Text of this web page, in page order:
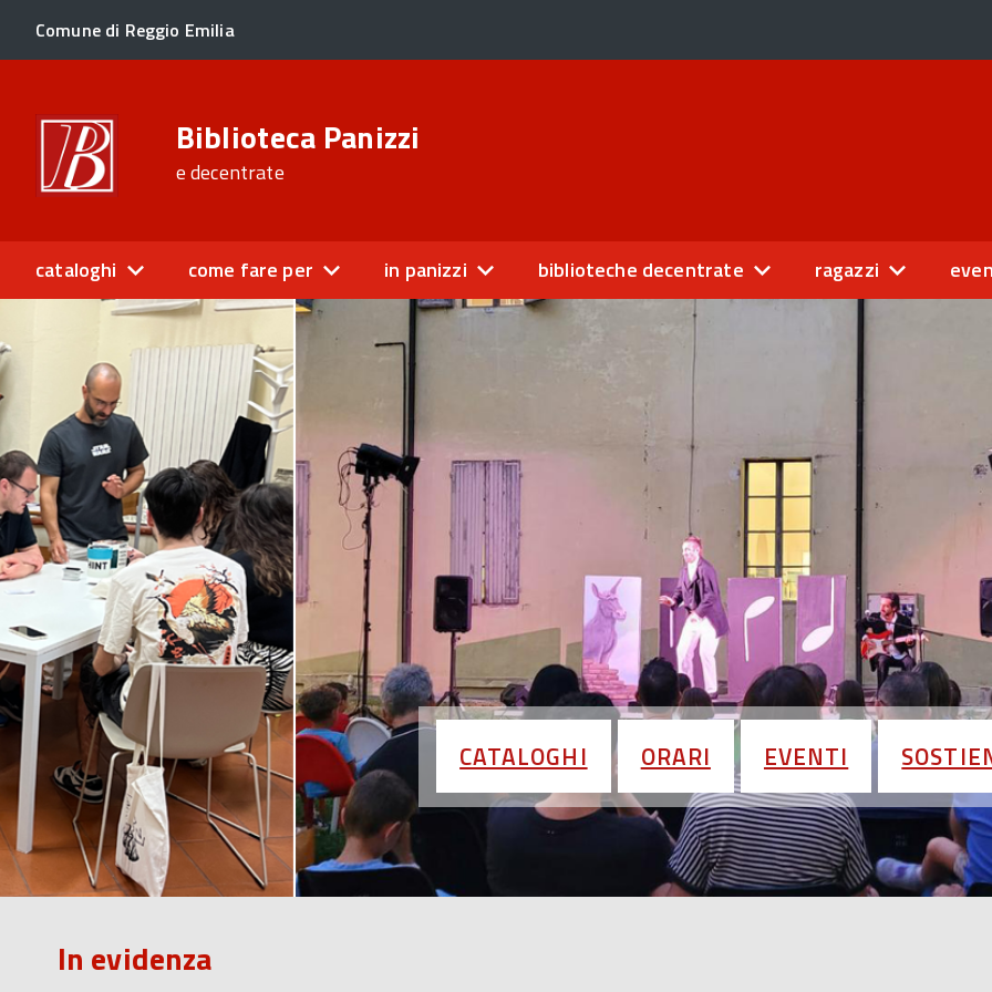
Comune di Reggio Emilia
Biblioteca Panizzi
e decentrate
cataloghi come fare per in panizzi biblioteche decentrate ragazzi
CATALOGHI ORARI EVENTI
In evidenza